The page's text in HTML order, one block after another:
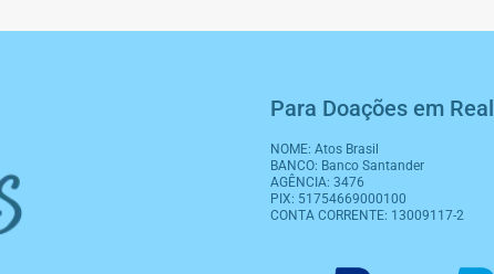
Para Doações em Real
NOME: Atos Brasil
BANCO: Banco Santander
AGÊNCIA: 3476
PIX: 51754669000100
CONTA CORRENTE: 13009117-2